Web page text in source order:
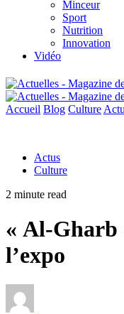
Minceur
Sport
Nutrition
Innovation
Vidéo
Accueil Blog Culture
Actus
Culture
2 minute read
« Al-Gharb
l’expo